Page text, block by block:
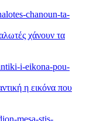
χάνουν τα
η εικόνα που